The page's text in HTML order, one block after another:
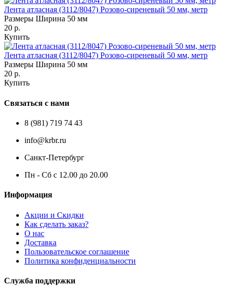
Лента атласная (3112/8047) Розово-сиреневый 50 мм, метр
Размеры Ширина 50 мм
20 р.
Купить
Лента атласная (3112/8047) Розово-сиреневый 50 мм, метр
Размеры Ширина 50 мм
20 р.
Купить
Связаться с нами
8 (981) 719 74 43
info@krbr.ru
Санкт-Петербург
Пн - Сб с 12.00 до 20.00
Информация
Акции и Скидки
Как сделать заказ?
О нас
Доставка
Пользовательское соглашение
Политика конфиденциальности
Служба поддержки